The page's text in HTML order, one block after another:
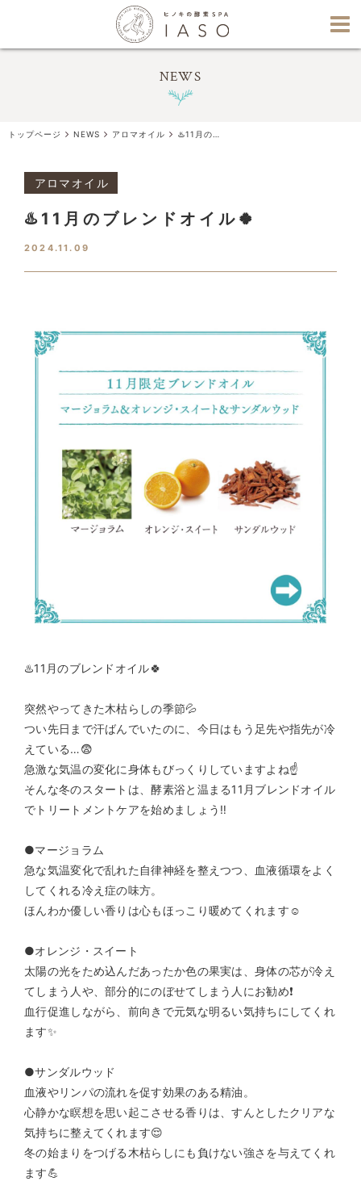
NEWS
トップページ NEWS アロマオイル
アロマオイル
♨️11月のブレンドオイル🍀
2024.11.09
♨️11月のブレンドオイル🍀
突然やってきた木枯らしの季節💦
つい先日まで汗ばんでいたのに、今日はもう足先や指先が冷
えている…😨
急激な気温の変化に身体もびっくりしていますよね☝️
そんな冬のスタートは、酵素浴と温まる11月ブレンドオイル
でトリートメントケアを始めましょう‼️
●マージョラム
急な気温変化で乱れた自律神経を整えつつ、血液循環をよく
してくれる冷え症の味方。
ほんわか優しい香りは心もほっこり暖めてくれます☺️
●オレンジ・スイート
太陽の光をため込んだあったか色の果実は、身体の芯が冷え
てしまう人や、部分的にのぼせてしまう人にお勧め❗️
血行促進しながら、前向きで元気な明るい気持ちにしてくれ
ます✨
●サンダルウッド
血液やリンパの流れを促す効果のある精油。
心静かな瞑想を思い起こさせる香りは、すんとしたクリアな
気持ちに整えてくれます😌
冬の始まりをつげる木枯らしにも負けない強さを与えてくれ
ます💪